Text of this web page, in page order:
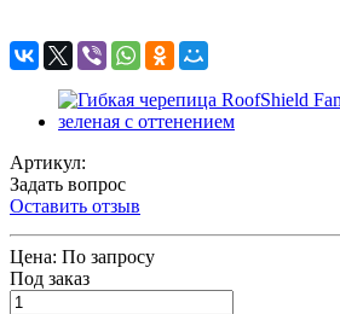
Артикул:
Задать вопрос
Оставить отзыв
Цена: По запросу
Под заказ